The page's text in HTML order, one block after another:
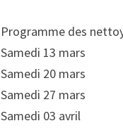
Programme des
Samedi 13 mars
Samedi 20 mars
Samedi 27 mars
Samedi 03 avril